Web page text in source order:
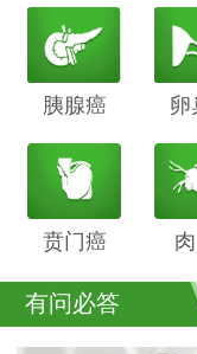
胰腺癌 鳞癌
卵
贲门癌 阴茎癌
有问必答